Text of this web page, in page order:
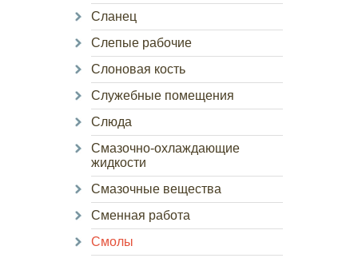
Сланец
Слепые рабочие
Слоновая кость
Служебные помещения
Слюда
Смазочно-охлаждающие
жидкости
Смазочные вещества
Сменная работа
Смолы